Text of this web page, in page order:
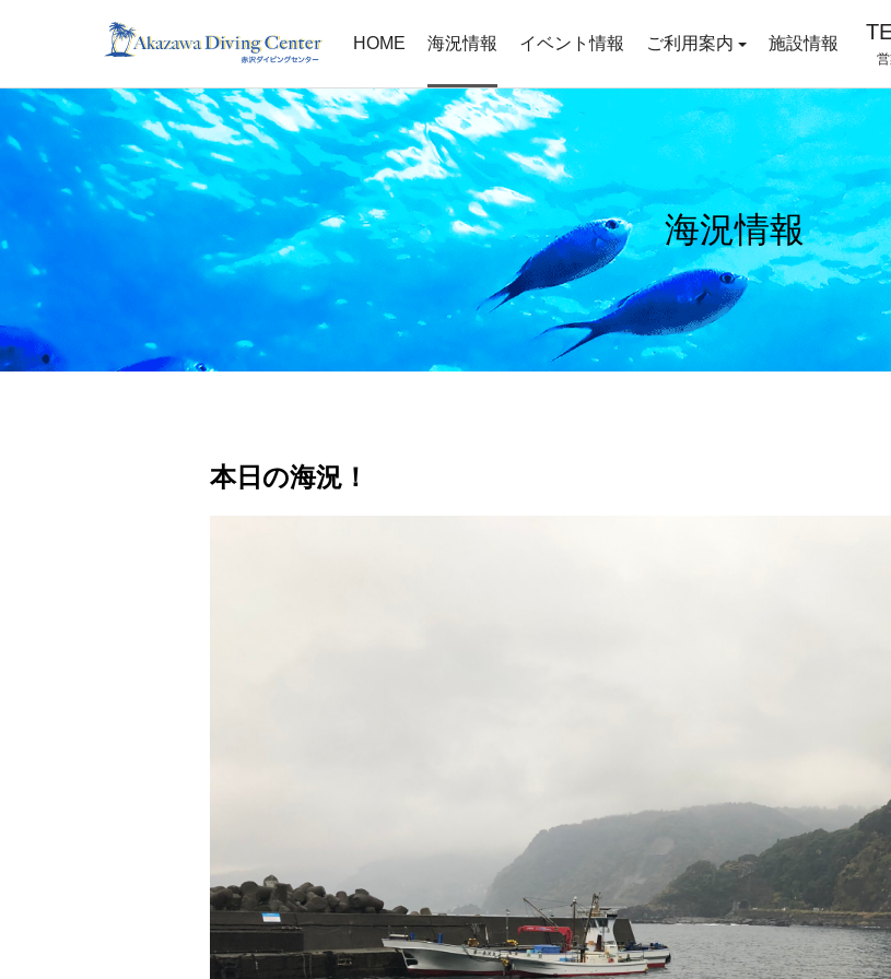
HOME 海況情報 イベント情報 ご利用案内 施設情報
海況情報
本日の海況！